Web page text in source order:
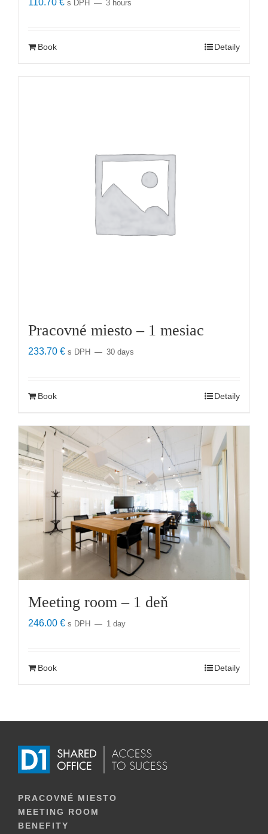
110.70 € s DPH 3 hours
Book Detaily
Pracovné miesto – 1 mesiac
233.70 € s DPH 30 days
Book Detaily
Meeting room – 1 deň
246.00 € s DPH 1 day
Book Detaily
PRACOVNÉ MIESTO
MEETING ROOM
BENEFITY